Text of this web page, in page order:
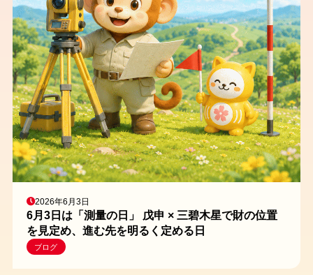
2026年6月3日
6月3日は「測量の日」 戊申 × 三碧木星で財の位置
を見定め、進む先を明るく定める日
ブログ